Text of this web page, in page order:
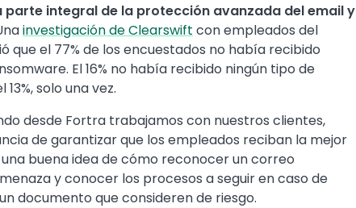
parte integral de la protección avanzada del email y
investigación de Clearswift con empleados del
que el 77% de los encuestados no había recibido
El 16% no había recibido ningún tipo de
solo una vez.
desde Fortra trabajamos con nuestros clientes,
de garantizar que los empleados reciban la mejor
buena idea de cómo reconocer un correo
y conocer los procesos a seguir en caso de
documento que consideren de riesgo.